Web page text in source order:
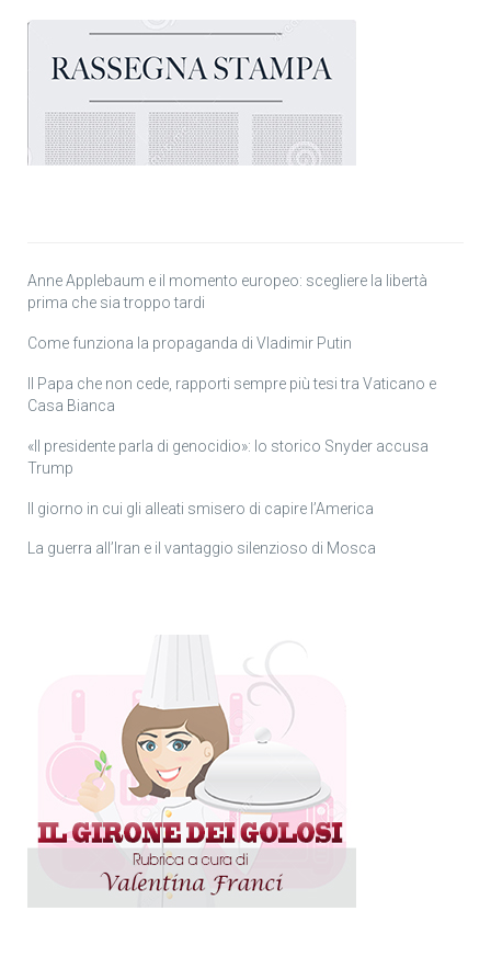
Anne Applebaum e il momento europeo: scegliere la libertà
prima che sia troppo tardi
Come funziona la propaganda di Vladimir Putin
Il Papa che non cede, rapporti sempre più tesi tra Vaticano e
Casa Bianca
«Il presidente parla di genocidio»: lo storico Snyder accusa
Trump
Il giorno in cui gli alleati smisero di capire l’America
La guerra all’Iran e il vantaggio silenzioso di Mosca